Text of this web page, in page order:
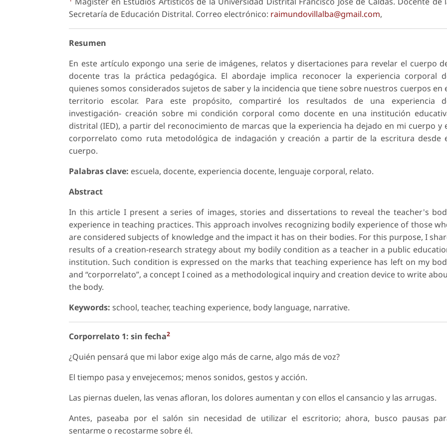
Secretaría de Educación Distrital. Correo electrónico: raimundovillalba@gmail.com,
Resumen
En este artículo expongo una serie de imágenes, relatos y disertaciones para revelar el cuerpo
docente tras la práctica pedagógica. El abordaje implica reconocer la experiencia corporal
quienes somos considerados sujetos de saber y la incidencia que tiene sobre nuestros cuerpos en
territorio escolar. Para este propósito, compartiré los resultados de una experiencia
investigación- creación sobre mi condición corporal como docente en una institución
distrital (IED), a partir del reconocimiento de marcas que la experiencia ha dejado en mi cuerpo y
corporrelato como ruta metodológica de indagación y creación a partir de la escritura desde
cuerpo.
Palabras clave: escuela, docente, experiencia docente, lenguaje corporal, relato.
Abstract
In this article I present a series of images, stories and dissertations to reveal the teacher's
experience in teaching practices. This approach involves recognizing bodily experience of those
are considered subjects of knowledge and the impact it has on their bodies. For this purpose, I
results of a creation-research strategy about my bodily condition as a teacher in a public
institution. Such condition is expressed on the marks that teaching experience has left on my
and “corporrelato”, a concept I coined as a methodological inquiry and creation device to write
the body.
Keywords: school, teacher, teaching experience, body language, narrative.
Corporrelato 1: sin fecha2
¿Quién pensará que mi labor exige algo más de carne, algo más de voz?
El tiempo pasa y envejecemos; menos sonidos, gestos y acción.
Las piernas duelen, las venas afloran, los dolores aumentan y con ellos el cansancio y las arrugas.
Antes, paseaba por el salón sin necesidad de utilizar el escritorio; ahora, busco pausas
sentarme o recostarme sobre él.